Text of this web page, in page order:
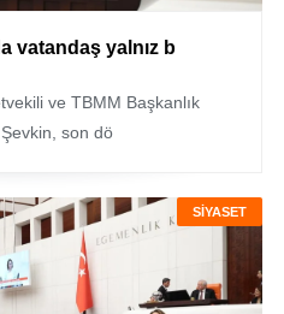
vatandaş yalnız b
ve TBMM Başkanlık
son dö
SİYASET